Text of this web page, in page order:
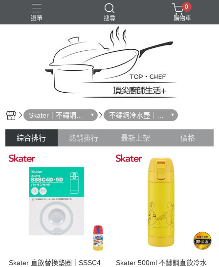
選單 搜尋
0
購物車
Skater｜不鏽鋼水
壺
不鏽鋼冷水壺｜配
件
綜合排行 熱銷排行 最新上架 價格
Skater 直飲替換墊圈｜SSSC4
Skater 500ml 不鏽鋼直飲冷水